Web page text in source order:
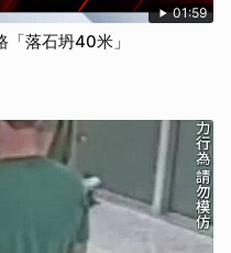
01:59
落石坍40米」